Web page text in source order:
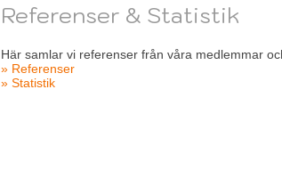
Referenser & Statistik
Här samlar vi referenser från våra medlemmar
» Referenser
» Statistik